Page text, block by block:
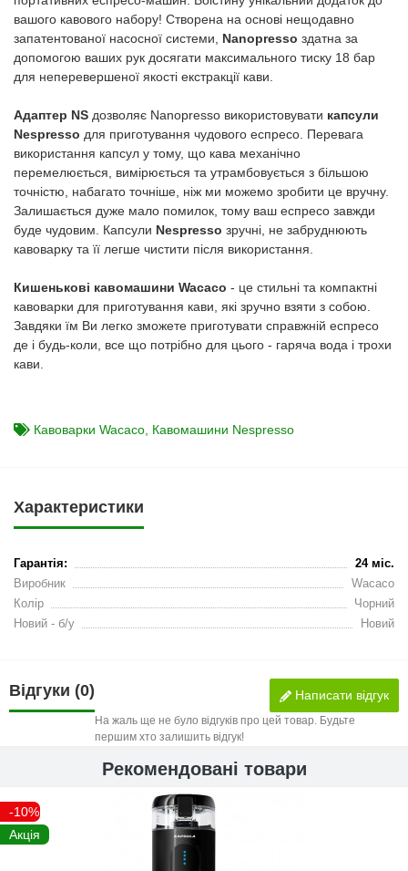
вашого кавового набору! Створена на основі нещодавно
запатентованої насосної системи, Nanopresso здатна за
допомогою ваших рук досягати максимального тиску 18 бар
для неперевершеної якості екстракції кави.
Адаптер NS дозволяє Nanopresso використовувати капсули
Nespresso для приготування чудового еспресо. Перевага
використання капсул у тому, що кава механічно
перемелюється, вимірюється та утрамбовується з більшою
точністю, набагато точніше, ніж ми можемо зробити це вручну.
Залишається дуже мало помилок, тому ваш еспресо завжди
буде чудовим. Капсули Nespresso зручні, не забруднюють
кавоварку та її легше чистити після використання.
Кишенькові кавомашини Wacaco - це стильні та компактні
кавоварки для приготування кави, які зручно взяти з собою.
Завдяки їм Ви легко зможете приготувати справжній еспресо
де і будь-коли, все що потрібно для цього - гаряча вода і трохи
кави.
Кавоварки Wacaco Кавомашини Nespresso
Характеристики
Гарантія:
24 міс.
Виробник
Wacaco
Колір
Чорний
Новий - б/у
Новий
Відгуки (0) Написати відгук
На жаль ще не було відгуків про цей товар. Будьте
першим хто залишить відгук!
Рекомендовані товари
-10%
Акція